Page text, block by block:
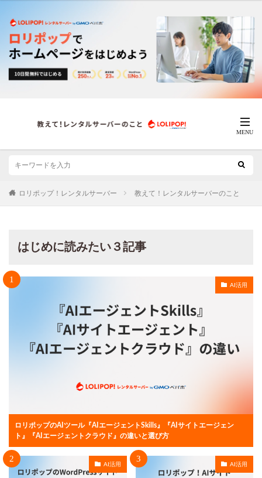
ロリポップ！レンタルサーバー 教えて！レンタルサーバーのこと
はじめに読みたい３記事
AI活用
ロリポップのAIツール『AIエージェントSkills』『AIサイトエージェン
ト』『AIエージェントクラウド』の違いと選び方
AI活用 AI活用